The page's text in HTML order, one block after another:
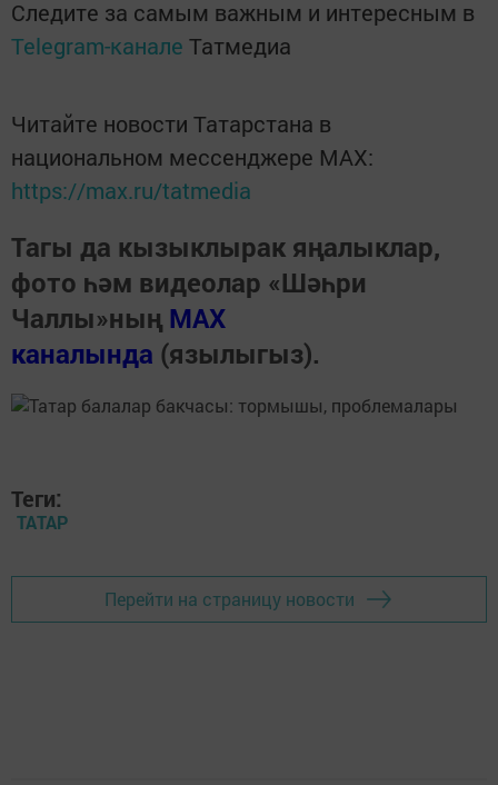
Следите за самым важным и интересным в
Telegram-канале Татмедиа
Читайте новости Татарстана в
национальном мессенджере MАХ:
https://max.ru/tatmedia
Тагы да кызыклырак яңалыклар,
фото һәм видеолар «Шәһри
Чаллы»ның MAX
каналында (язылыгыз).
Теги:
ТАТАР
Перейти на страницу новости